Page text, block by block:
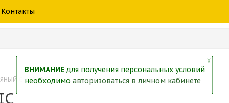
Контакты
C-415 VIC
╳
ВНИМАНИЕдля получения персональных условий
необходимо авторизоваться в личном кабинете